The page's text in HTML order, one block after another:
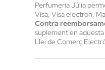
Perfumeria Júlia
Visa, Visa electron,
Contra
suplement en
Llei de Comerç